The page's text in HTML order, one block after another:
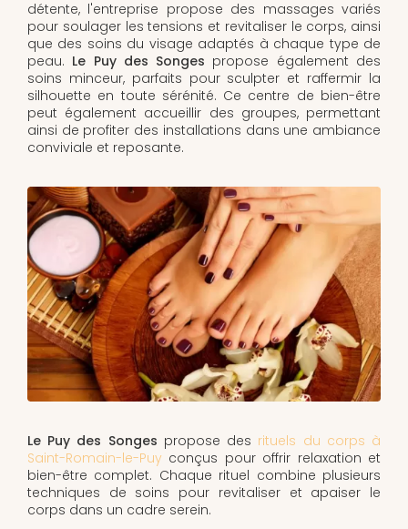
détente, l'entreprise propose des massages variés
pour soulager les tensions et revitaliser le corps, ainsi
que des soins du visage adaptés à chaque type de
peau. Le Puy des Songes propose également des
soins minceur, parfaits pour sculpter et raffermir la
silhouette en toute sérénité. Ce centre de bien-être
peut également accueillir des groupes, permettant
ainsi de profiter des installations dans une ambiance
conviviale et reposante.
Le Puy des Songes propose des rituels du corps à
Saint-Romain-le-Puy conçus pour offrir relaxation et
bien-être complet. Chaque rituel combine plusieurs
techniques de soins pour revitaliser et apaiser le
corps dans un cadre serein.